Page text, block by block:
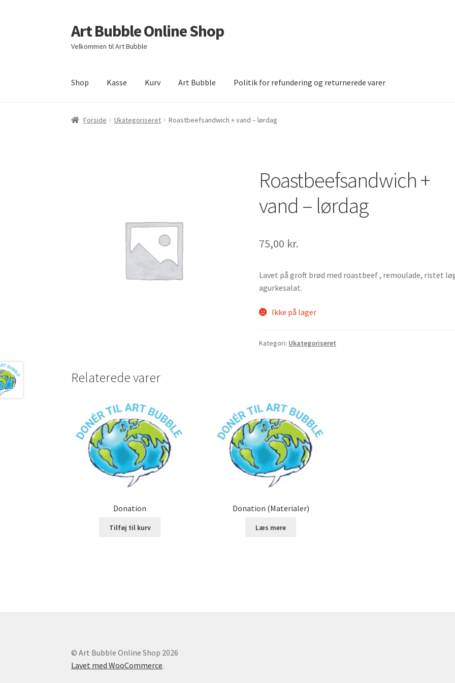
Spring
til
navigation
Spring
til
indhold
Art Bubble Online Shop
Velkommen til Art Bubble
Shop Kasse Kurv Art Bubble Politik for refundering og returnerede varer
Forside Donation Confirmation Donation Failed Donor Dashboard
Forside Ukategoriseret Roastbeefsandwich + vand – lørdag
Roastbeefsandwich +
vand – lørdag
75,00 kr.
Lavet på groft brød med roastbeef , remoulade, ristet
agurkesalat.
Ikke på lager
Kategori: Ukategoriseret
Relaterede varer
Donation
Tilføj til kurv
Donation (Materialer)
Læs mere
© Art Bubble Online Shop 2026
Lavet med WooCommerce.